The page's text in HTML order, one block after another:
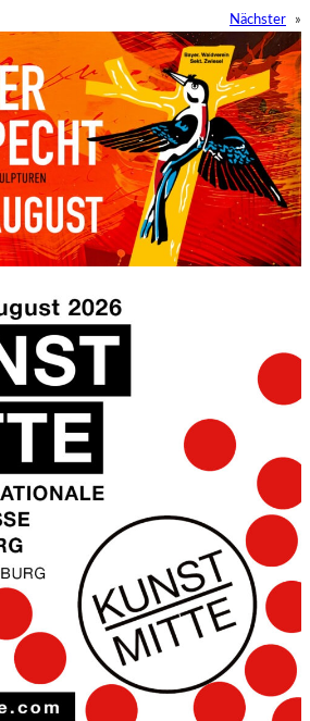
Nächster »